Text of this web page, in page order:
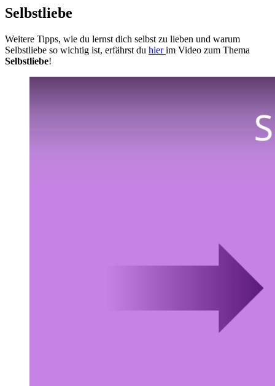
Selbstliebe
Weitere Tipps, wie du lernst dich selbst zu lieben und warum
Selbstliebe so wichtig ist, erfährst du hierim Video zum Thema
Selbstliebe!